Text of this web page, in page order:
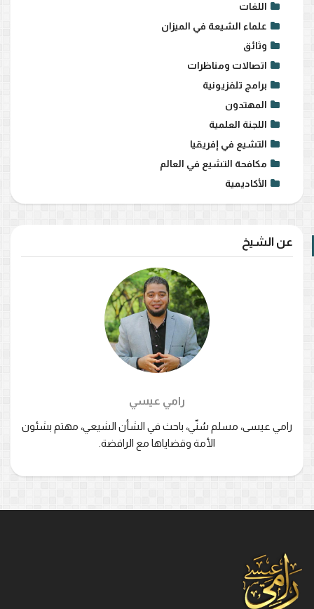
اللغات
علماء الشيعة في الميزان
وثائق
اتصالات ومناظرات
برامج تلفزيونية
المهتدون
اللجنة العلمية
التشيع في إفريقيا
مكافحة التشيع في العالم
الأكاديمية
عن الشيخ
رامي عيسي
رامي عيسى، مسلم سُنّي، باحث في الشأن الشيعي، مهتم بشئون
الأمة وقضاياها مع الرافضة.